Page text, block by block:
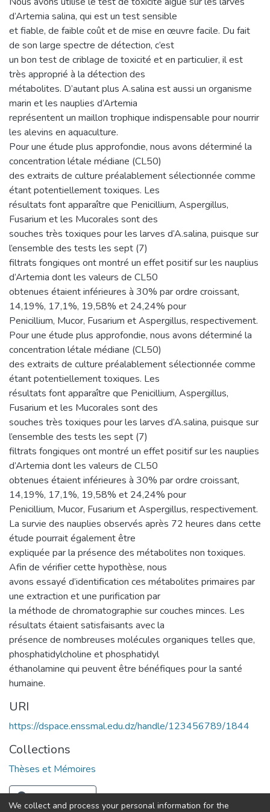
d’Artemia salina, qui est un test sensible
et fiable, de faible coût et de mise en œuvre facile. Du fait
de son large spectre de détection, c’est
un bon test de criblage de toxicité et en particulier, il est
très approprié à la détection des
métabolites. D’autant plus A.salina est aussi un organisme
marin et les nauplies d’Artemia
représentent un maillon trophique indispensable pour nourrir
les alevins en aquaculture.
Pour une étude plus approfondie, nous avons déterminé la
concentration létale médiane (CL50)
des extraits de culture préalablement sélectionnée comme
étant potentiellement toxiques. Les
résultats font apparaître que Penicillium, Aspergillus,
Fusarium et les Mucorales sont des
souches très toxiques pour les larves d’A.salina, puisque sur
l’ensemble des tests les sept (7)
filtrats fongiques ont montré un effet positif sur les nauplius
d’Artemia dont les valeurs de CL50
obtenues étaient inférieures à 30% par ordre croissant,
14,19%, 17,1%, 19,58% et 24,24% pour
Penicillium, Mucor, Fusarium et Aspergillus, respectivement.
Pour une étude plus approfondie, nous avons déterminé la
concentration létale médiane (CL50)
des extraits de culture préalablement sélectionnée comme
étant potentiellement toxiques. Les
résultats font apparaître que Penicillium, Aspergillus,
Fusarium et les Mucorales sont des
souches très toxiques pour les larves d’A.salina, puisque sur
l’ensemble des tests les sept (7)
filtrats fongiques ont montré un effet positif sur les nauplies
d’Artemia dont les valeurs de CL50
obtenues étaient inférieures à 30% par ordre croissant,
14,19%, 17,1%, 19,58% et 24,24% pour
Penicillium, Mucor, Fusarium et Aspergillus, respectivement.
La survie des nauplies observés après 72 heures dans cette
étude pourrait également être
expliquée par la présence des métabolites non toxiques.
Afin de vérifier cette hypothèse, nous
avons essayé d’identification ces métabolites primaires par
une extraction et une purification par
la méthode de chromatographie sur couches minces. Les
résultats étaient satisfaisants avec la
présence de nombreuses molécules organiques telles que,
phosphatidylcholine et phosphatidyl
éthanolamine qui peuvent être bénéfiques pour la santé
humaine.
URI
https://dspace.enssmal.edu.dz/handle/123456789/1844
Collections
Thèses et Mémoires
Full item page
We collect and process your personal information for the